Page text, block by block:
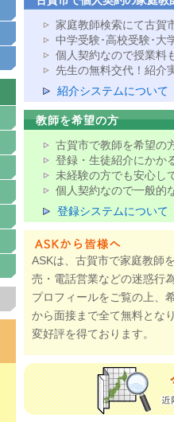
家庭教師検索にて古賀
中学受験･高校受験･大
個人契約なので授業料
先生の無料交代！紹介
紹介システムについて
教師を希望の方
古賀市で教師を希望の
登録・生徒紹介にかか
未経験の方でも安心し
個人契約なので一般的
登録システムについて
ASKは、古賀市で家庭教師
売・電話営業などの迷惑行
プロフィールをご覧の上、
から面接まで全て無料とな
変好評を得ております。